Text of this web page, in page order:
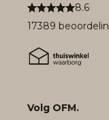
8.6
17389
Volg OFM.